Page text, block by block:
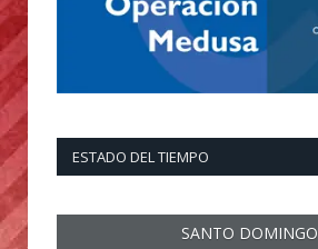
ESTADO DEL TIEMPO
SANTO DOMINGO